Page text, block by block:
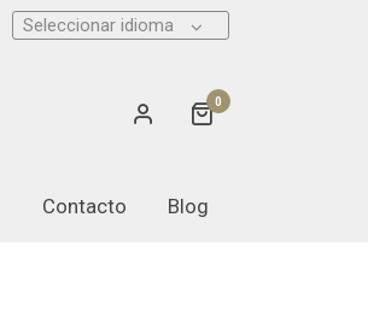
Seleccionar idioma
0
Contacto Blog